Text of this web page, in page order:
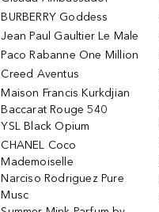
BURBERRY Goddess
Jean Paul Gaultier Le Male
Paco Rabanne One Million
Creed Aventus
Maison Francis Kurkdjian
Baccarat Rouge 540
YSL Black Opium
CHANEL Coco
Mademoiselle
Narciso Rodriguez Pure
Musc